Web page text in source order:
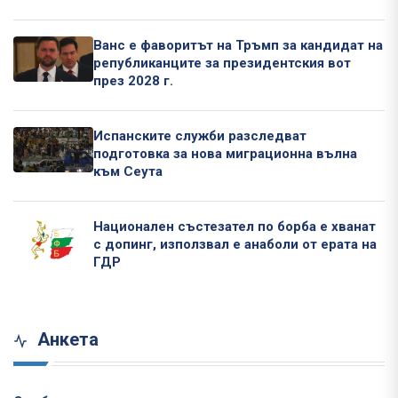
Ванс е фаворитът на Тръмп за кандидат на
републиканците за президентския вот
през 2028 г.
Испанските служби разследват
подготовка за нова миграционна вълна
към Сеута
Национален състезател по борба е хванат
с допинг, използвал е анаболи от ерата на
ГДР
Анкета